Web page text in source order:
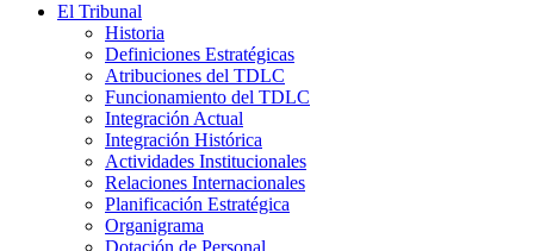
El Tribunal
Historia
Definiciones Estratégicas
Atribuciones del TDLC
Funcionamiento del TDLC
Integración Actual
Integración Histórica
Actividades Institucionales
Relaciones Internacionales
Planificación Estratégica
Organigrama